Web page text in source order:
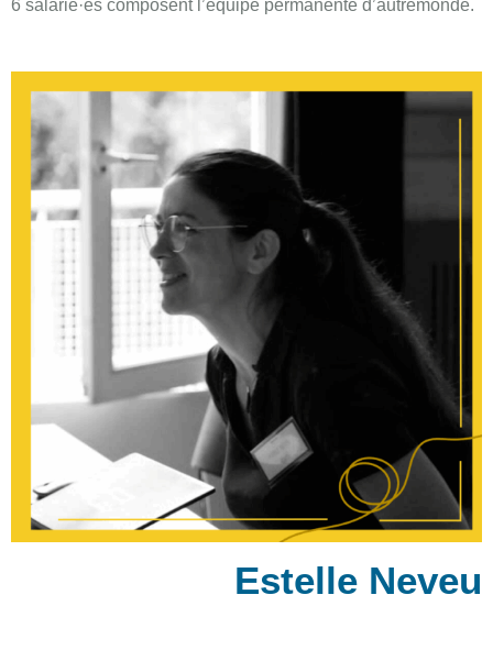
6 salarié·es composent l’équipe permanente d’autremonde.
Estelle Neveu